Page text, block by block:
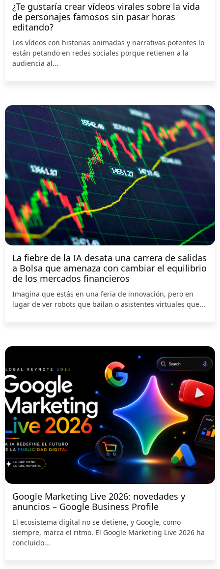
¿Te gustaría crear vídeos virales sobre la vida
de personajes famosos sin pasar horas
editando?
Los vídeos con historias animadas y narrativas potentes lo
están petando en redes sociales porque retienen a la
audiencia al...
La fiebre de la IA desata una carrera de salidas
a Bolsa que amenaza con cambiar el equilibrio
de los mercados financieros
Imagina que estás en una feria de innovación, pero en
lugar de ver robots que bailan o asistentes virtuales que...
Google Marketing Live 2026: novedades y
anuncios – Google Business Profile
El ecosistema digital no se detiene, y Google, como
siempre, marca el ritmo. El Google Marketing Live 2026 ha
concluido...